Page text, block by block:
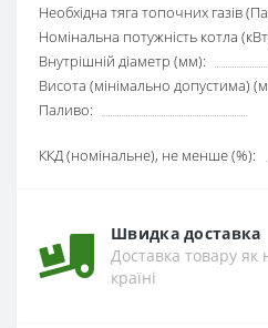
Необхідна тяга топочних газів
Номінальна потужність котла
Внутрішній діаметр (мм):
Висота (мінімально допустима)
Паливо:
ККД (номінальне), не менше (%):
Швидка доставка
Доставка товару
країні